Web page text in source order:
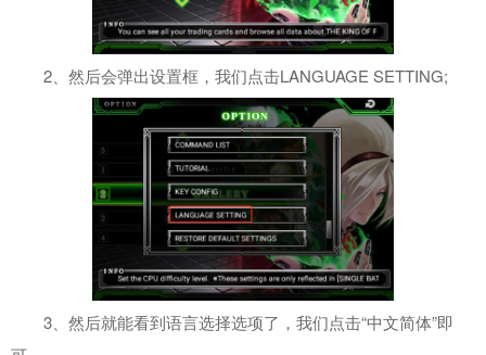
2、然后会弹出设置框，我们点击LANGUAGE SETTING;
3、然后就能看到语言选择选项了，我们点击“中文简体”即